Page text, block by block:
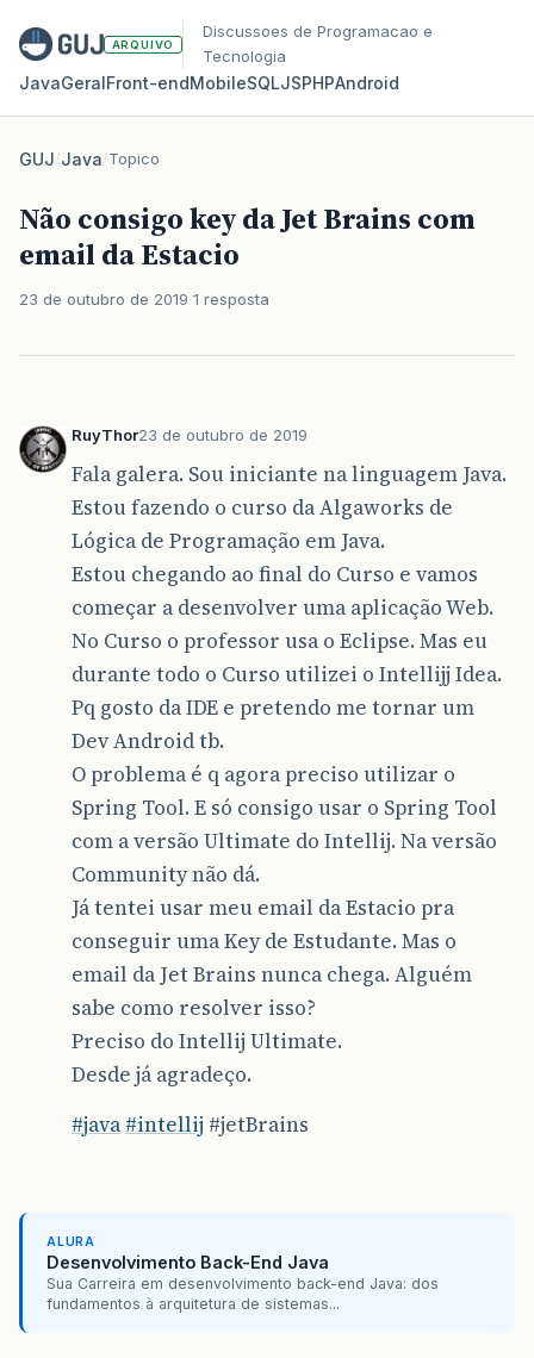
ARQUIVO
Discussoes de Programacao e
Tecnologia
JavaGeralFront‑endMobileSQLJSPHPAndroid
GUJ/Java/Topico
Não consigo key da Jet Brains com
email da Estacio
23 de outubro de 2019 1 resposta
RuyThor23 de outubro de 2019
Fala galera. Sou iniciante na linguagem Java.
Estou fazendo o curso da Algaworks de
Lógica de Programação em Java.
Estou chegando ao final do Curso e vamos
começar a desenvolver uma aplicação Web.
No Curso o professor usa o Eclipse. Mas eu
durante todo o Curso utilizei o Intellijj Idea.
Pq gosto da IDE e pretendo me tornar um
Dev Android tb.
O problema é q agora preciso utilizar o
Spring Tool. E só consigo usar o Spring Tool
com a versão Ultimate do Intellij. Na versão
Community não dá.
Já tentei usar meu email da Estacio pra
conseguir uma Key de Estudante. Mas o
email da Jet Brains nunca chega. Alguém
sabe como resolver isso?
Preciso do Intellij Ultimate.
Desde já agradeço.
#java #intellij #jetBrains
ALURA
Desenvolvimento Back-End Java
Sua Carreira em desenvolvimento back-end Java: dos
fundamentos à arquitetura de sistemas...